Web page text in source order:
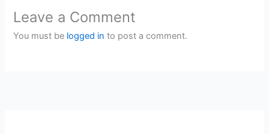
Leave a Comment
You must be logged in to post a comment.